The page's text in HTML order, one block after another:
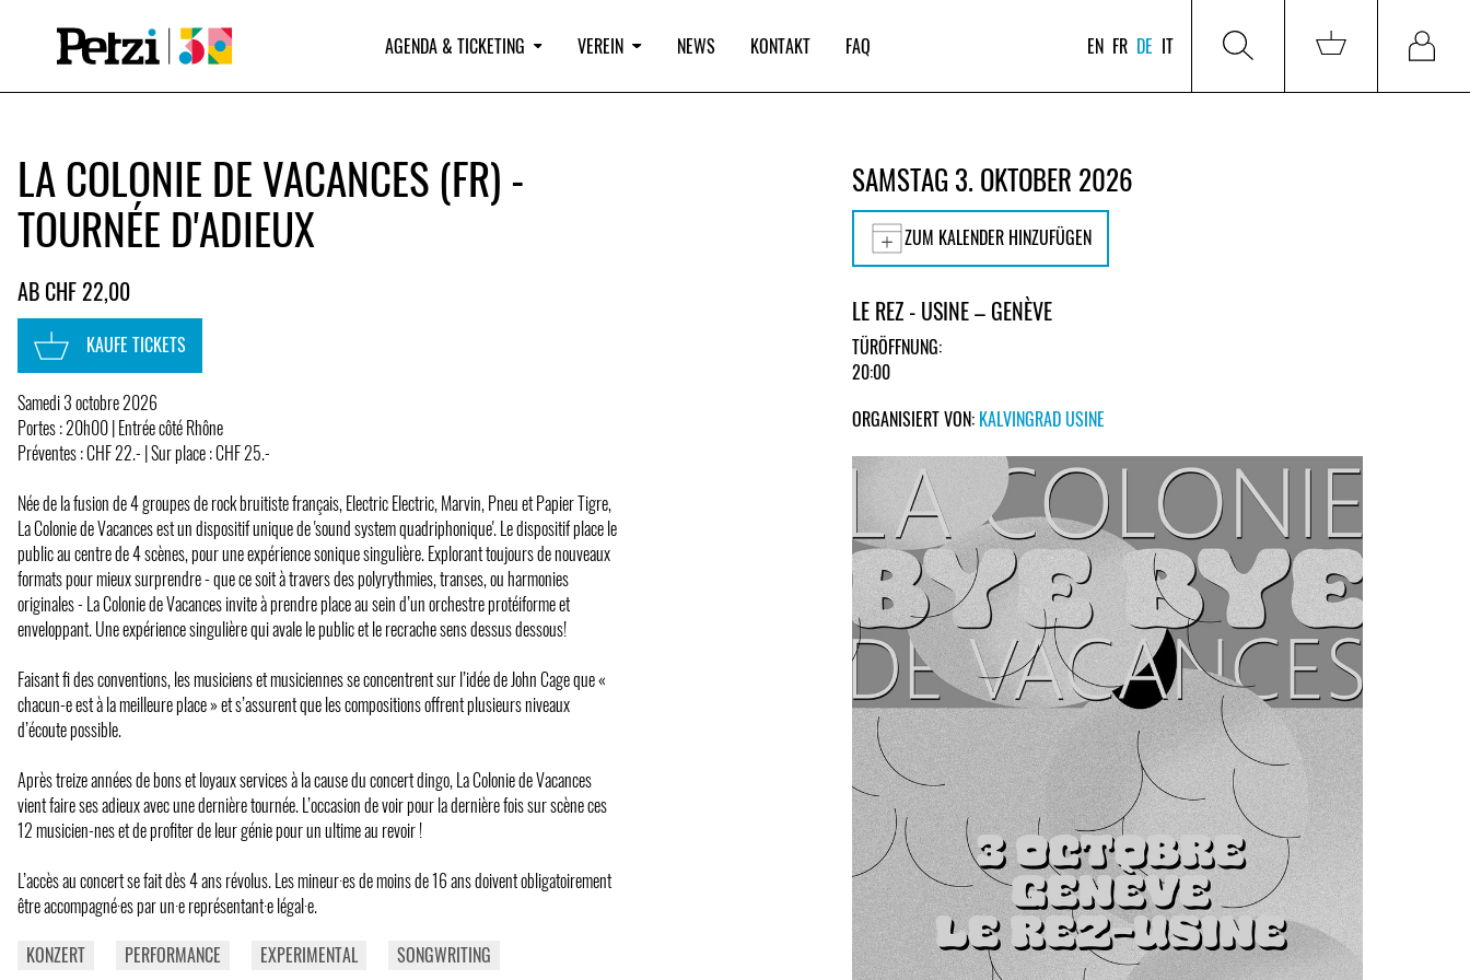
AGENDA & TICKETING VEREIN NEWS KONTAKT FAQ EN FR DE IT
LA COLONIE DE VACANCES (FR) -
TOURNÉE D'ADIEUX
AB CHF 22,00
KAUFE TICKETS
Samedi 3 octobre 2026
Portes : 20h00 | Entrée côté Rhône
Préventes : CHF 22.- | Sur place : CHF 25.-
Née de la fusion de 4 groupes de rock bruitiste français, Electric Electric, Marvin, Pneu et Papier Tigre,
La Colonie de Vacances est un dispositif unique de 'sound system quadriphonique'. Le dispositif place le
public au centre de 4 scènes, pour une expérience sonique singulière. Explorant toujours de nouveaux
formats pour mieux surprendre - que ce soit à travers des polyrythmies, transes, ou harmonies
originales - La Colonie de Vacances invite à prendre place au sein d’un orchestre protéiforme et
enveloppant. Une expérience singulière qui avale le public et le recrache sens dessus dessous!
Faisant fi des conventions, les musiciens et musiciennes se concentrent sur l’idée de John Cage que «
chacun-e est à la meilleure place » et s’assurent que les compositions offrent plusieurs niveaux
d’écoute possible.
Après treize années de bons et loyaux services à la cause du concert dingo, La Colonie de Vacances
vient faire ses adieux avec une dernière tournée. L’occasion de voir pour la dernière fois sur scène ces
12 musicien-nes et de profiter de leur génie pour un ultime au revoir !
L’accès au concert se fait dès 4 ans révolus. Les mineur·es de moins de 16 ans doivent obligatoirement
être accompagné·es par un·e représentant·e légal·e.
KONZERT
PERFORMANCE EXPERIMENTAL SONGWRITING
SAMSTAG 3. OKTOBER 2026
ZUM KALENDER HINZUFÜGEN
LE REZ - USINE – GENÈVE
TÜRÖFFNUNG:
20:00
ORGANISIERT VON: KALVINGRAD USINE